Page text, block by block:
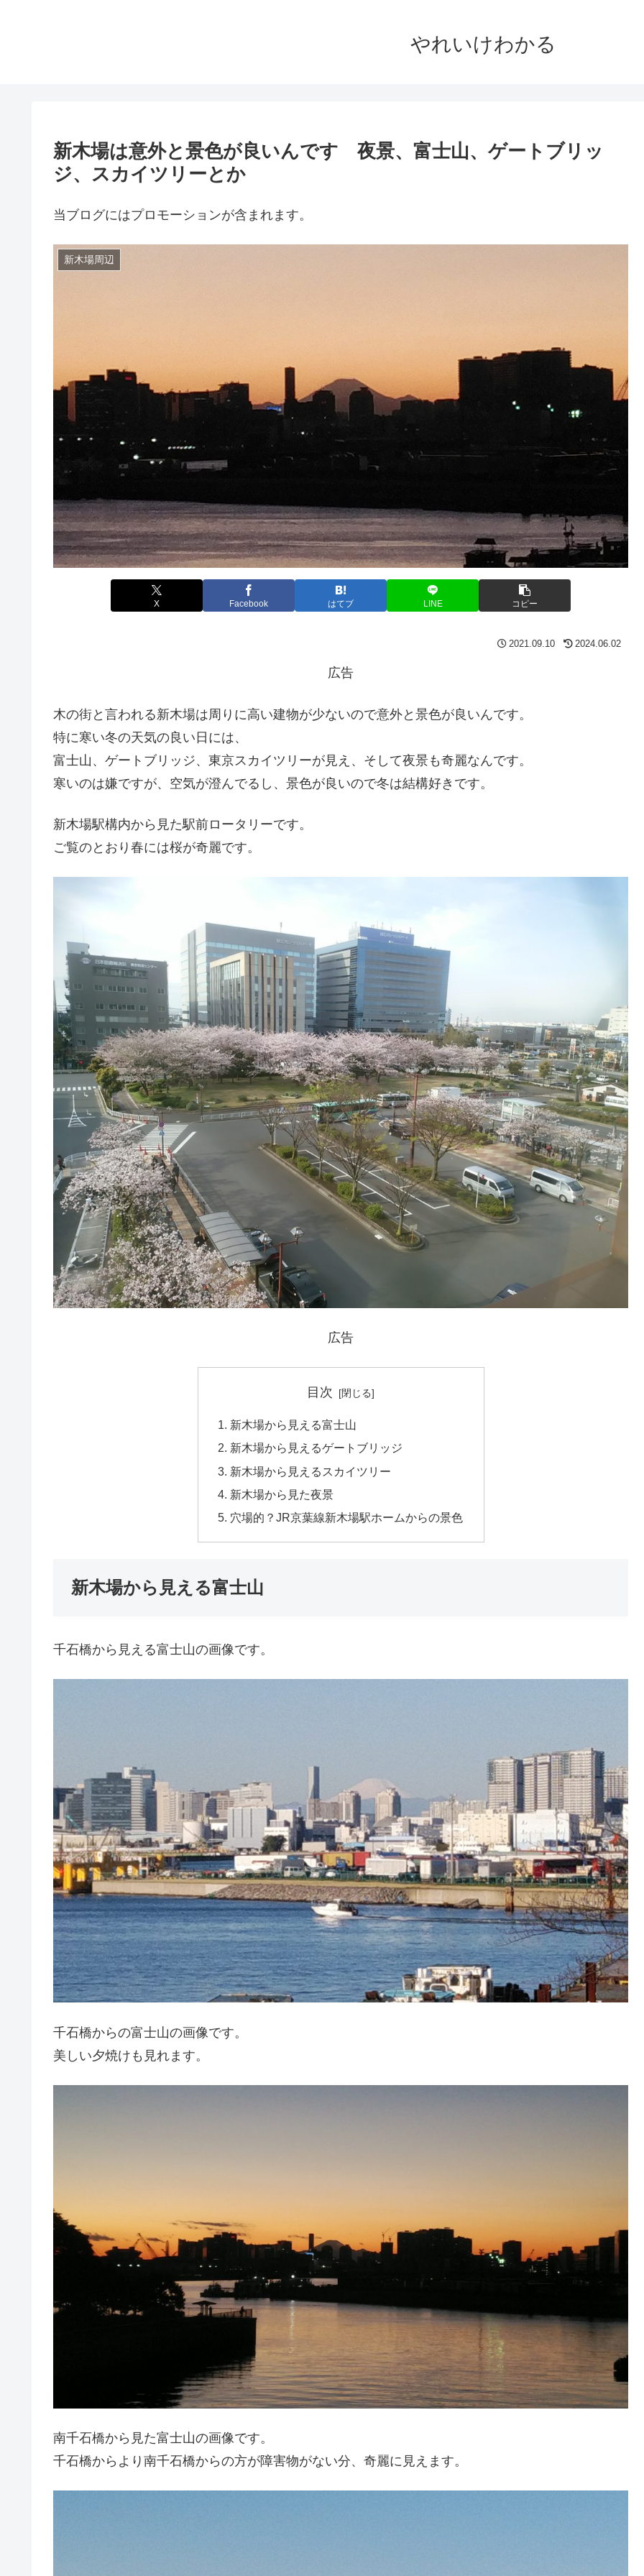
やれいけわかる
新木場は意外と景色が良いんです 夜景、富士山、ゲートブリッ
ジ、スカイツリーとか
当ブログにはプロモーションが含まれます。
新木場周辺
X Facebook はてブ LINE コピー
2021.09.10 2024.06.02
広告
木の街と言われる新木場は周りに高い建物が少ないので意外と景色が良いんです。
特に寒い冬の天気の良い日には、
富士山、ゲートブリッジ、東京スカイツリーが見え、そして夜景も奇麗なんです。
寒いのは嫌ですが、空気が澄んでるし、景色が良いので冬は結構好きです。
新木場駅構内から見た駅前ロータリーです。
ご覧のとおり春には桜が奇麗です。
広告
目次
新木場から見える富士山
新木場から見えるゲートブリッジ
新木場から見えるスカイツリー
新木場から見た夜景
穴場的？JR京葉線新木場駅ホームからの景色
新木場から見える富士山
千石橋から見える富士山の画像です。
千石橋からの富士山の画像です。
美しい夕焼けも見れます。
南千石橋から見た富士山の画像です。
千石橋からより南千石橋からの方が障害物がない分、奇麗に見えます。